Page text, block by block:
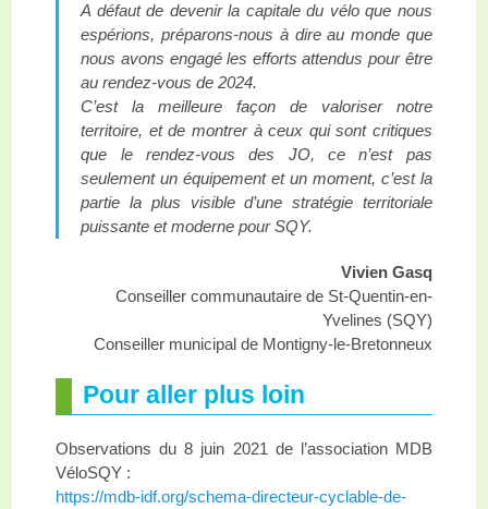
A défaut de devenir la capitale du vélo que nous
espérions, préparons-nous à dire au monde que
nous avons engagé les efforts attendus pour être
au rendez-vous de 2024.
C’est la meilleure façon de valoriser notre
territoire, et de montrer à ceux qui sont critiques
que le rendez-vous des JO, ce n’est pas
seulement un équipement et un moment, c’est la
partie la plus visible d’une stratégie territoriale
puissante et moderne pour SQY.
Vivien Gasq
Conseiller communautaire de St-Quentin-en-
Yvelines (SQY)
Conseiller municipal de Montigny-le-Bretonneux
Pour aller plus loin
Observations du 8 juin 2021 de l’association MDB
VéloSQY :
https://mdb-idf.org/schema-directeur-cyclable-de-